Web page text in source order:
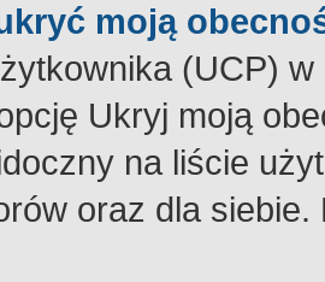
moją
(UCP) w
Ukryj moją
na liście
oraz dla